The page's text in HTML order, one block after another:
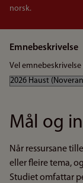
norsk.
Emnebeskrivelse
Vel
Mål og
Når ressursane
eller fleire tema,
Studiet omfattar